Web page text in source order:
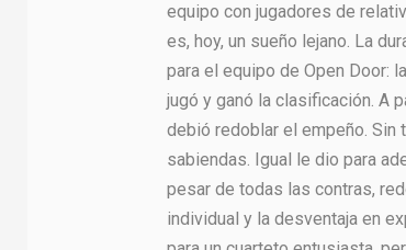
equipo con jugadores de
es, hoy, un sueño lejano. La
para el equipo de Open Door:
jugó y ganó la clasificación. A
debió redoblar el empeño. Sin
sabiendas. Igual le dio para
pesar de todas las contras,
individual y la desventaja en